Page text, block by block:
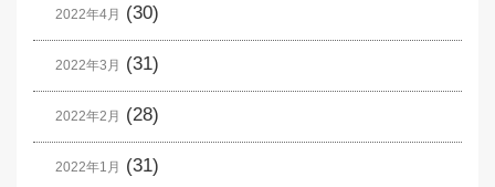
2022年4月 (30)
2022年3月 (31)
2022年2月 (28)
2022年1月 (31)